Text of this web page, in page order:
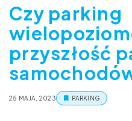
Czy parking
przyszłość
25 MAJA, 2023 PARKING